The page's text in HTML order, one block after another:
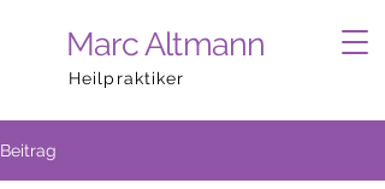
Marc Altmann
Heilpraktiker
Beitrag